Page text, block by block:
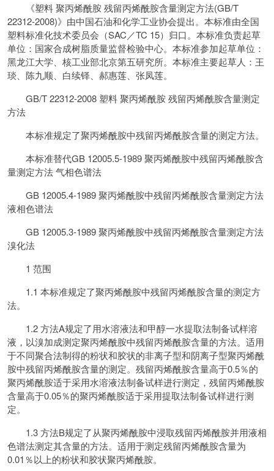
《塑料 聚丙烯酰胺 残留丙烯酰胺含量测定方法(GB/T
22312-2008)》由中国石油和化学工业协会提出。本标准由全国
塑料标准化技术委员会（SAC／TC 15）归口。本标准负责起草
单位：国家合成树脂质量监督检验中心。本标准参加起草单位：
黑龙江大学、核工业部北京第五研究所。本标准主要起草人：王
琰、陈九顺、白续铎、郝惠莲、张凤莲。
GB/T 22312-2008 塑料 聚丙烯酰胺 残留丙烯酰胺含量测定
方法
本标准规定了聚丙烯酰胺中残留丙烯酰胺含量的测定方法。
本标准替代GB 12005.5-1989 聚丙烯酰胺中残留丙烯酰胺含
量测定方法 气相色谱法
GB 12005.4-1989 聚丙烯酰胺中残留丙烯酰胺含量测定方法
液相色谱法
GB 12005.3-1989 聚丙烯酰胺中残留丙烯酰胺含量测定方法
溴化法
1 范围
1.1 本标准规定了聚丙烯酰胺中残留丙烯酰胺含量的测定方
法。
1.2 方法A规定了用水溶液法和甲醇一水提取法制备试样溶
液，以溴加成测定聚丙烯酰胺中残留丙烯酰胺含量的方法。适用
于不同聚合法制得的粉状和胶状的非离子型和阴离子型聚丙烯酰
胺中残留丙烯酰胺含量的测定。残留丙烯酰胺含量高于0.5％的
聚丙烯酰胺适于采用水溶液法制备试样进行测定，残留丙烯酰胺
含量高于0.05％的聚丙烯酰胺适于采用提取法制备试样进行测
定。
1.3 方法B规定了从聚丙烯酰胺中浸取残留丙烯酰胺并用液相
色谱法测定其含量的方法。适用于测定残留丙烯酰胺含量为
0.01％以上的粉状和胶状聚丙烯酰胺。